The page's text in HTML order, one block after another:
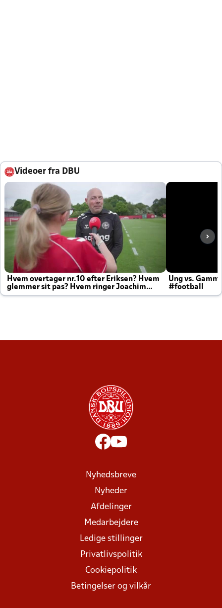
Videoer fra DBU
Hvem overtager nr.10 efter Eriksen? Hvem
glemmer sit pas? Hvem ringer Joachim
altid til efter kampe?
Ung vs.
#football
Nyhedsbreve
Nyheder
Afdelinger
Medarbejdere
Ledige stillinger
Privatlivspolitik
Cookiepolitik
Betingelser og vilkår